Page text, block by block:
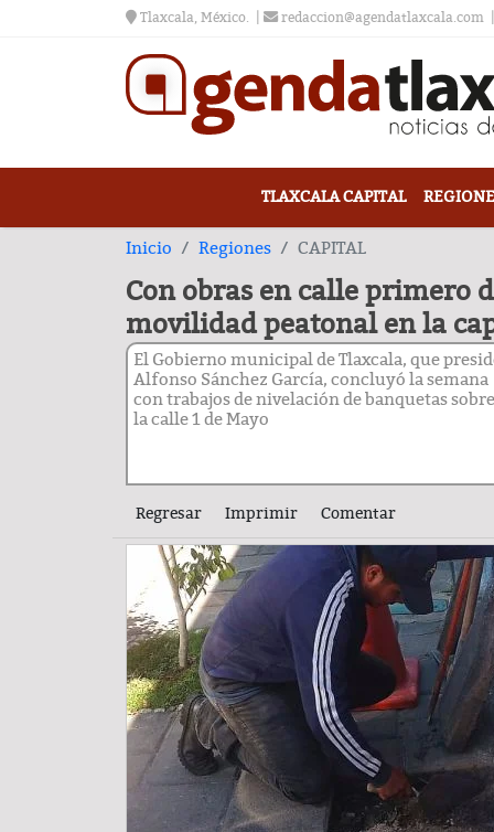
Tlaxcala, México. redaccion@agendatlaxcala.com
TLAXCALA CAPITAL
Inicio Regiones CAPITAL
Con obras en calle primero
movilidad peatonal en la
El Gobierno municipal de Tlaxcala, que
Alfonso Sánchez García, concluyó la semana
con trabajos de nivelación de banquetas sobre
la calle 1 de Mayo
Regresar Imprimir Comentar